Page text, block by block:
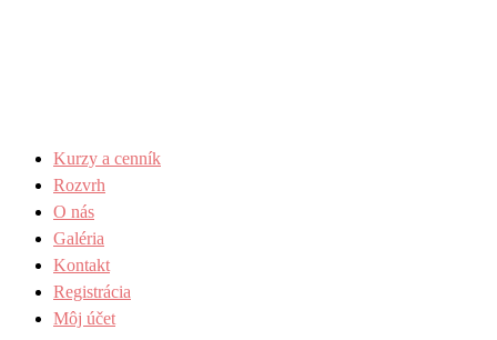
Kurzy a cenník
Rozvrh
O nás
Galéria
Kontakt
Registrácia
Môj účet